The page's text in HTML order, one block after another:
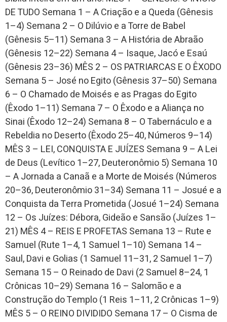
DE TUDO Semana 1 – A Criação e a Queda (Gênesis
1–4) Semana 2 – O Dilúvio e a Torre de Babel
(Gênesis 5–11) Semana 3 – A História de Abraão
(Gênesis 12–22) Semana 4 – Isaque, Jacó e Esaú
(Gênesis 23–36) MÊS 2 – OS PATRIARCAS E O ÊXODO
Semana 5 – José no Egito (Gênesis 37–50) Semana
6 – O Chamado de Moisés e as Pragas do Egito
(Êxodo 1–11) Semana 7 – O Êxodo e a Aliança no
Sinai (Êxodo 12–24) Semana 8 – O Tabernáculo e a
Rebeldia no Deserto (Êxodo 25–40, Números 9–14)
MÊS 3 – LEI, CONQUISTA E JUÍZES Semana 9 – A Lei
de Deus (Levítico 1–27, Deuteronômio 5) Semana 10
– A Jornada a Canaã e a Morte de Moisés (Números
20–36, Deuteronômio 31–34) Semana 11 – Josué e a
Conquista da Terra Prometida (Josué 1–24) Semana
12 – Os Juízes: Débora, Gideão e Sansão (Juízes 1–
21) MÊS 4 – REIS E PROFETAS Semana 13 – Rute e
Samuel (Rute 1–4, 1 Samuel 1–10) Semana 14 –
Saul, Davi e Golias (1 Samuel 11–31, 2 Samuel 1–7)
Semana 15 – O Reinado de Davi (2 Samuel 8–24, 1
Crônicas 10–29) Semana 16 – Salomão e a
Construção do Templo (1 Reis 1–11, 2 Crônicas 1–9)
MÊS 5 – O REINO DIVIDIDO Semana 17 – O Cisma de